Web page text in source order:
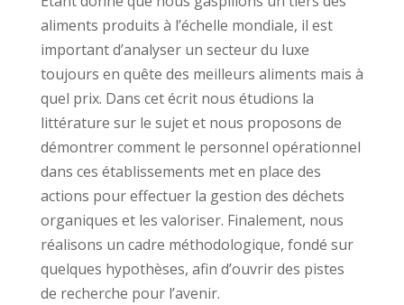
aliments produits à l’échelle mondiale, il est
important d’analyser un secteur du luxe
toujours en quête des meilleurs aliments mais à
quel prix. Dans cet écrit nous étudions la
littérature sur le sujet et nous proposons de
démontrer comment le personnel opérationnel
dans ces établissements met en place des
actions pour effectuer la gestion des déchets
organiques et les valoriser. Finalement, nous
réalisons un cadre méthodologique, fondé sur
quelques hypothèses, afin d’ouvrir des pistes
de recherche pour l’avenir.